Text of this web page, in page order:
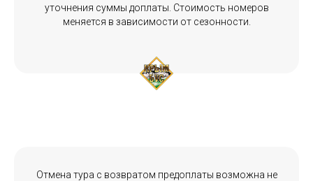
уточнения суммы доплаты. Стоимость номеров
меняется в зависимости от сезонности.
Отмена тура с возвратом предоплаты возможна не